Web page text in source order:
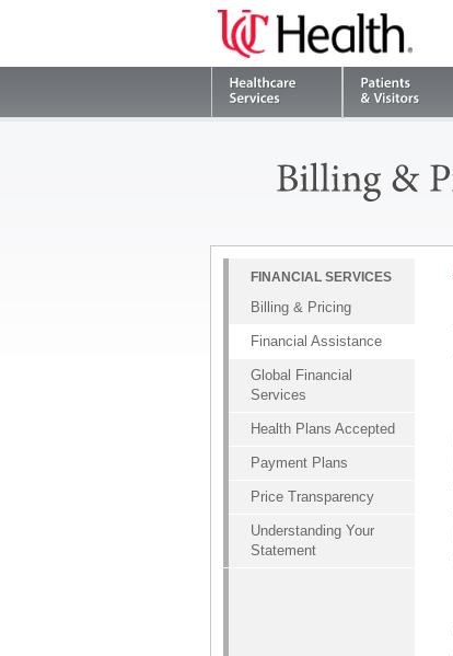
FINANCIAL SERVICES
Billing & Pricing
Financial Assistance
Global Financial
Services
Health Plans Accepted
Payment Plans
Price Transparency
Understanding Your
Statement